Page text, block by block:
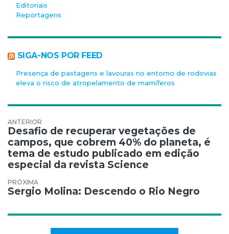
Editoriais
Reportagens
SIGA-NOS POR FEED
Presença de pastagens e lavouras no entorno de rodovias
eleva o risco de atropelamento de mamíferos
Navegação de Post
Desafio de recuperar vegetações de
campos, que cobrem 40% do planeta, é
tema de estudo publicado em edição
especial da revista Science
Sergio Molina: Descendo o Rio Negro